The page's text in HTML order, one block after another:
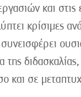
και στις
κρίσιμες
της
και σε